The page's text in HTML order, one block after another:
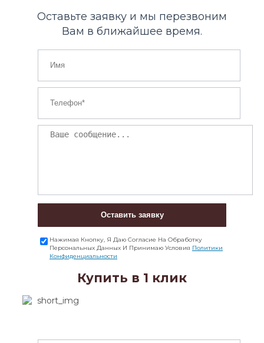
Оставьте заявку и мы перезвоним
Вам в ближайшее время.
Оставить заявку
Нажимая Кнопку, Я Даю Согласие На Обработку
Персональных Данных И Принимаю Условия Политики
Конфиденциальности
Купить в 1 клик